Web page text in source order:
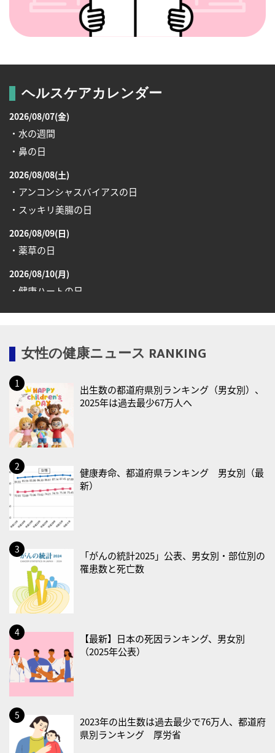
ヘルスケアカレンダー
2026/08/07(金)
・水の週間
・鼻の日
2026/08/08(土)
・アンコンシャスバイアスの日
・スッキリ美腸の日
2026/08/09(日)
・薬草の日
2026/08/10(月)
・健康ハートの日
・育児の日
2026/08/13(木)
・一汁三菜の日
2026/08/17(月)
・減塩の日
・防犯の日
2026/08/19(水)
・世界人道デー
・食育の日
2026/08/21(金)
・治療アプリの日
・献血の日
2026/08/22(土)
・禁煙の日
2026/08/23(日)
・不眠の日
・乳酸菌の日
2026/08/25(火)
・いたわり肌の日
女性の健康ニュース RANKING
出生数の都道府県別ランキング（男女別）、
2025年は過去最少67万人へ
健康寿命、都道府県ランキング 男女別（最
新）
「がんの統計2025」公表、男女別・部位別の
罹患数と死亡数
【最新】日本の死因ランキング、男女別
（2025年公表）
2023年の出生数は過去最少で76万人、都道府
県別ランキング 厚労省